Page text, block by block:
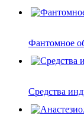
Фантомное
Средства